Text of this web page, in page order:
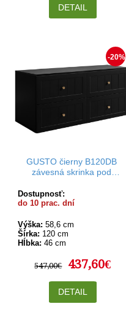
DETAIL
-20%
GUSTO čierny B120DB
závesná skrinka pod
Dostupnosť:
do 10 prac. dní
Výška: 58,6 cm
Šírka: 120 cm
Hĺbka: 46 cm
547,00€ 437,60€
DETAIL